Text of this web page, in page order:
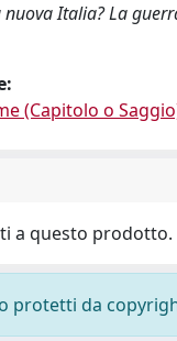
Italia? La
(Capitolo o
a questo prodotto.
protetti da